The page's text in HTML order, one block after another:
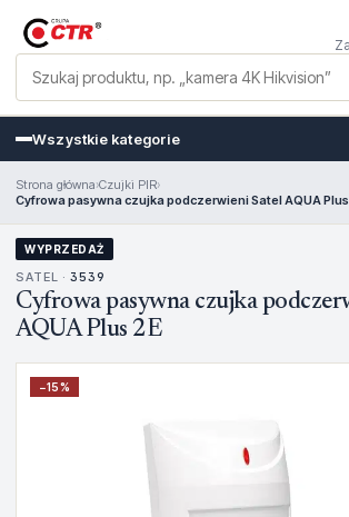
Wszystkie kategorie
Strona główna›Czujki PIR›
Cyfrowa pasywna czujka podczerwieni Satel AQUA Plus
WYPRZEDAŻ
SATEL · 3539
Cyfrowa pasywna czujka
AQUA Plus 2E
−15%